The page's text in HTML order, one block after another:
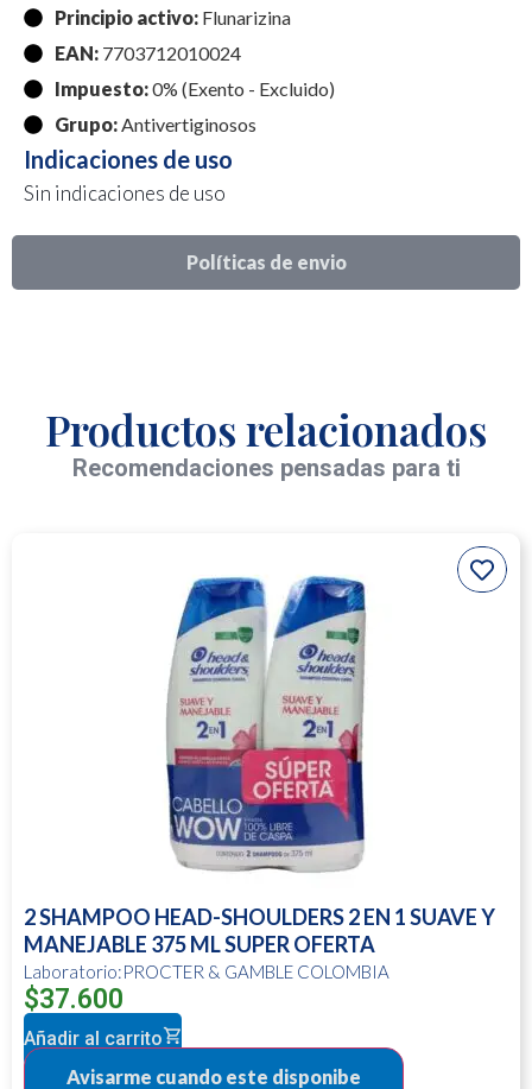
Políticas de envio
Principio activo: Flunarizina
EAN: 7703712010024
Impuesto:0% (Exento - Excluido)
Grupo:Antivertiginosos
Indicaciones de uso
Sin indicaciones de uso
Productos relacionados
Recomendaciones pensadas para ti
2 SHAMPOO HEAD-SHOULDERS 2 EN 1 SUAVE Y
MANEJABLE 375 ML SUPER OFERTA
Laboratorio:PROCTER & GAMBLE COLOMBIA
$37.600
Añadir al carrito